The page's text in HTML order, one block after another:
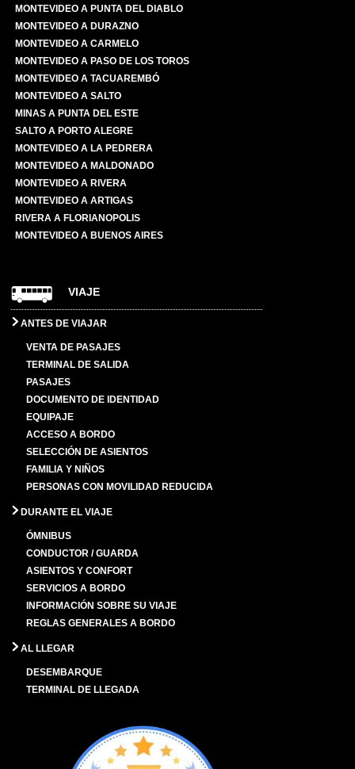
MONTEVIDEO A PUNTA DEL DIABLO
MONTEVIDEO A DURAZNO
MONTEVIDEO A CARMELO
MONTEVIDEO A PASO DE LOS TOROS
MONTEVIDEO A TACUAREMBÓ
MONTEVIDEO A SALTO
MINAS A PUNTA DEL ESTE
SALTO A PORTO ALEGRE
MONTEVIDEO A LA PEDRERA
MONTEVIDEO A MALDONADO
MONTEVIDEO A RIVERA
MONTEVIDEO A ARTIGAS
RIVERA A FLORIANOPOLIS
MONTEVIDEO A BUENOS AIRES
VIAJE
ANTES DE VIAJAR
VENTA DE PASAJES
TERMINAL DE SALIDA
PASAJES
DOCUMENTO DE IDENTIDAD
EQUIPAJE
ACCESO A BORDO
SELECCIÓN DE ASIENTOS
FAMILIA Y NIÑOS
PERSONAS CON MOVILIDAD REDUCIDA
DURANTE EL VIAJE
ÓMNIBUS
CONDUCTOR / GUARDA
ASIENTOS Y CONFORT
SERVICIOS A BORDO
INFORMACIÓN SOBRE SU VIAJE
REGLAS GENERALES A BORDO
AL LLEGAR
DESEMBARQUE
TERMINAL DE LLEGADA